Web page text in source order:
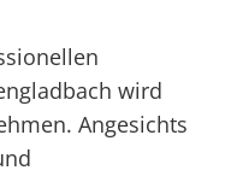
wird
Angesichts